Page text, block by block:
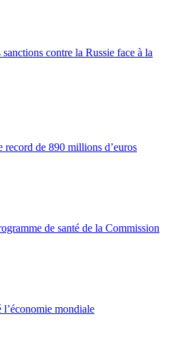
contre la Russie face à la
record de 890 millions d’euros
de santé de la Commission
mondiale